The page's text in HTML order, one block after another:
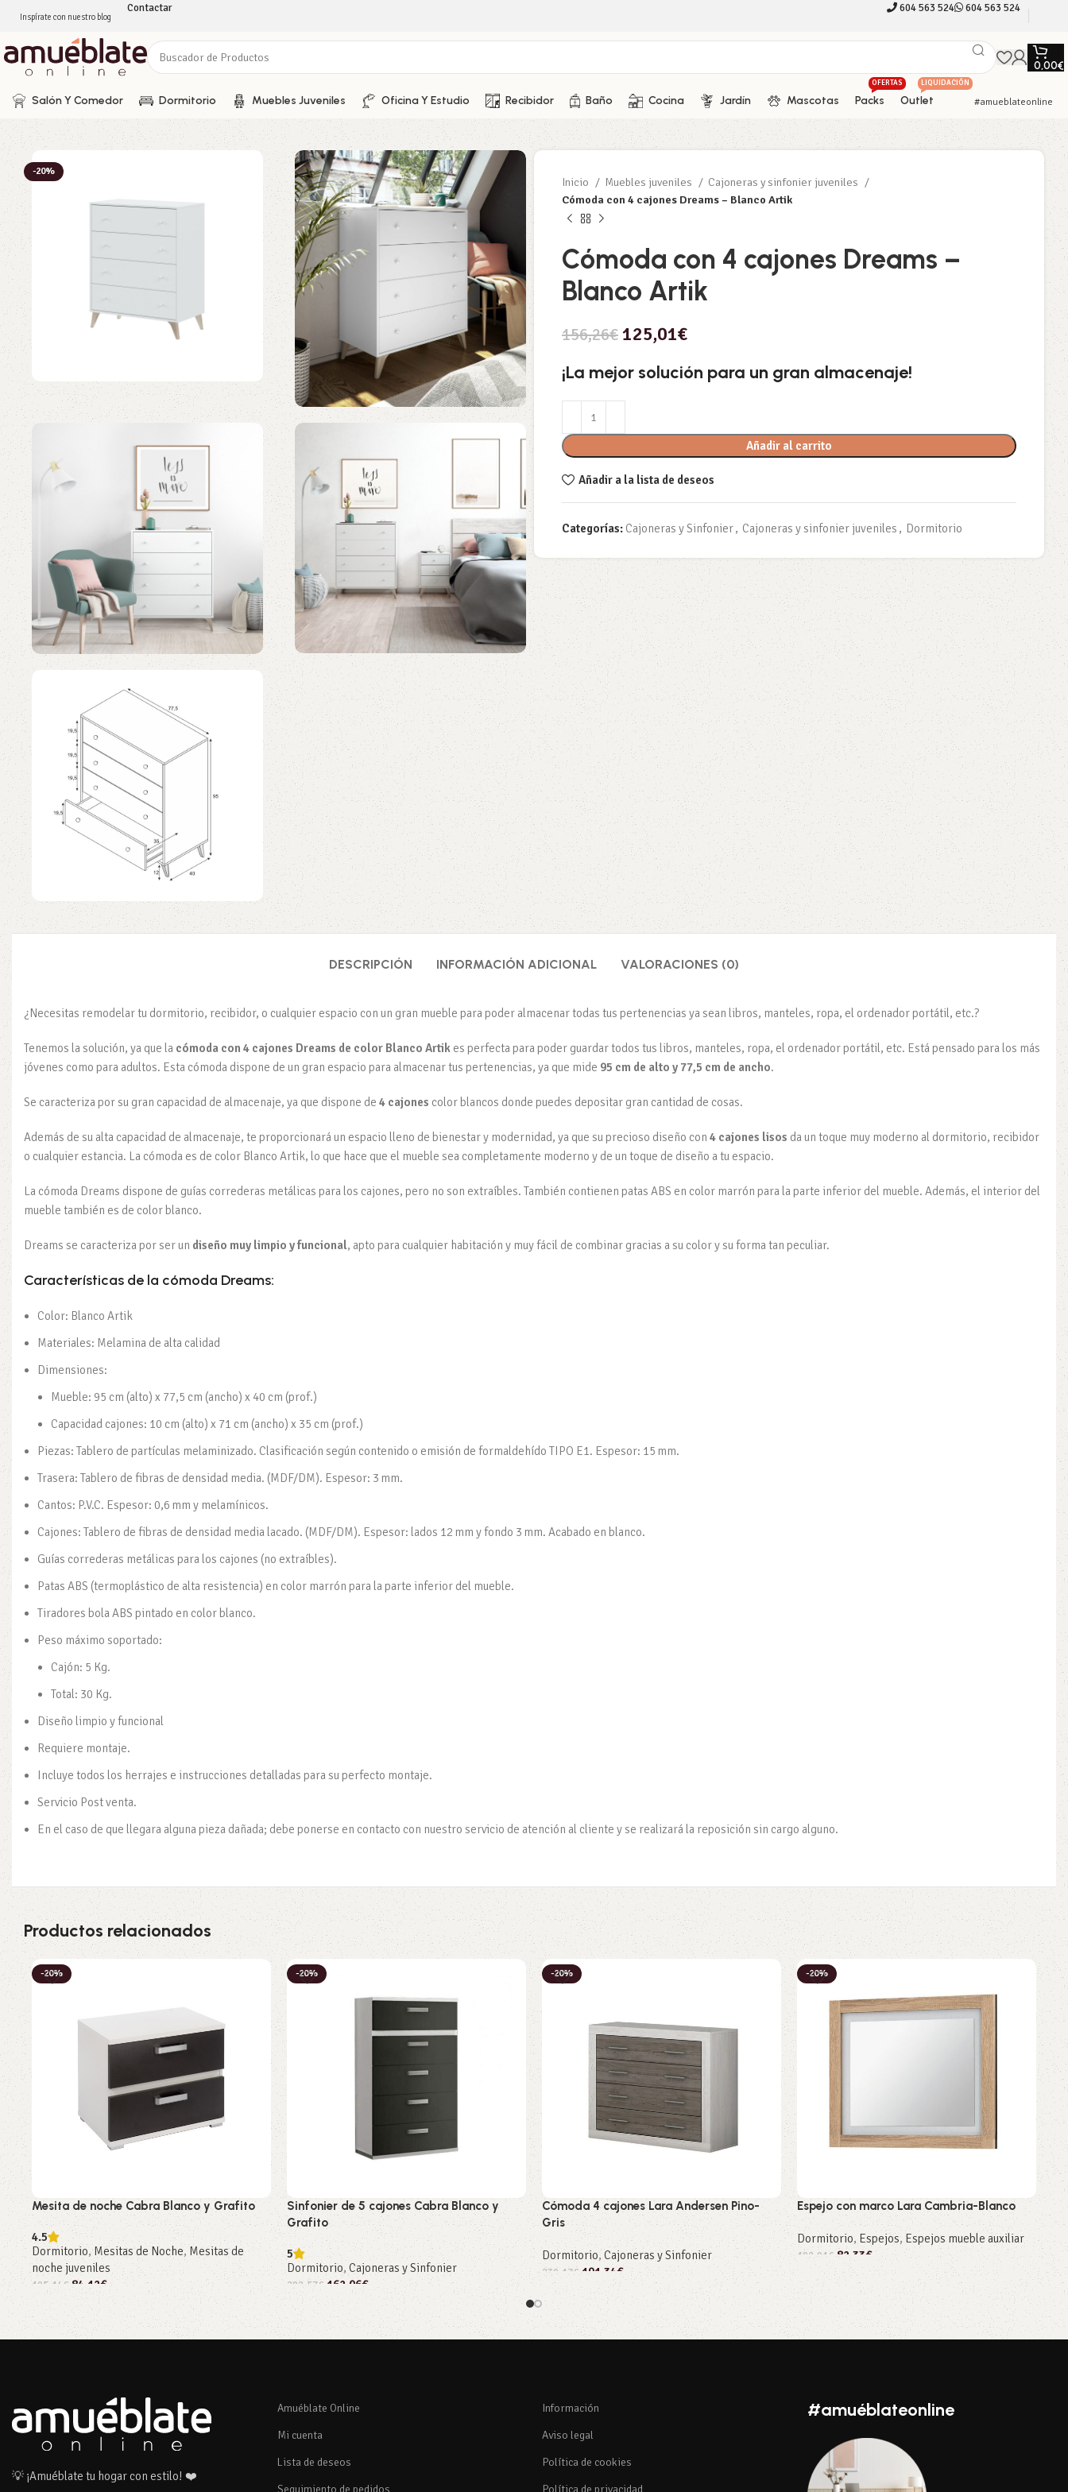
Inspírate con nuestro blog
Contactar 604 563 524 604 563 524
0,00€
Salón Y Comedor Dormitorio Muebles Juveniles Oficina Y Estudio Recibidor Baño Cocina Jardín Mascotas Packs
OFERTAS
Outlet
LIQUIDACIÓN
#amueblateonline
-20%
Inicio Muebles juveniles
Cajoneras y sinfonier juveniles
Cómoda con 4 cajones Dreams – Blanco Artik
Cómoda con 4 cajones Dreams –
Blanco Artik
156,26€ 125,01€
¡La mejor solución para un gran almacenaje!
Añadir al carrito
Añadir a la lista de deseos
Categorías: Cajoneras y Sinfonier, Cajoneras y sinfonier juveniles , Dormitorio
DESCRIPCIÓN INFORMACIÓN ADICIONAL VALORACIONES (0)
¿Necesitas remodelar tu dormitorio, recibidor, o cualquier espacio con un gran mueble para poder almacenar todas tus pertenencias ya sean libros, manteles, ropa, el ordenador portátil, etc.?
Tenemos la solución, ya que la cómoda con 4 cajones Dreams de color Blanco Artik es perfecta para poder guardar todos tus libros, manteles, ropa, el ordenador portátil, etc. Está pensado para los más
jóvenes como para adultos. Esta cómoda dispone de un gran espacio para almacenar tus pertenencias, ya que mide 95 cm de alto y 77,5 cm de ancho.
Se caracteriza por su gran capacidad de almacenaje, ya que dispone de 4 cajones color blancos donde puedes depositar gran cantidad de cosas.
Además de su alta capacidad de almacenaje, te proporcionará un espacio lleno de bienestar y modernidad, ya que su precioso diseño con 4 cajones lisos da un toque muy moderno al dormitorio, recibidor
o cualquier estancia. La cómoda es de color Blanco Artik, lo que hace que el mueble sea completamente moderno y de un toque de diseño a tu espacio.
La cómoda Dreams dispone de guías correderas metálicas para los cajones, pero no son extraíbles. También contienen patas ABS en color marrón para la parte inferior del mueble. Además, el interior del
mueble también es de color blanco.
Dreams se caracteriza por ser un diseño muy limpio y funcional, apto para cualquier habitación y muy fácil de combinar gracias a su color y su forma tan peculiar.
Características de la cómoda Dreams:
Color: Blanco Artik
Materiales: Melamina de alta calidad
Dimensiones:
Mueble: 95 cm (alto) x 77,5 cm (ancho) x 40 cm (prof.)
Capacidad cajones: 10 cm (alto) x 71 cm (ancho) x 35 cm (prof.)
Piezas: Tablero de partículas melaminizado. Clasificación según contenido o emisión de formaldehído TIPO E1. Espesor: 15 mm.
Trasera: Tablero de fibras de densidad media. (MDF/DM). Espesor: 3 mm.
Cantos: P.V.C. Espesor: 0,6 mm y melamínicos.
Cajones: Tablero de fibras de densidad media lacado. (MDF/DM). Espesor: lados 12 mm y fondo 3 mm. Acabado en blanco.
Guías correderas metálicas para los cajones (no extraíbles).
Patas ABS (termoplástico de alta resistencia) en color marrón para la parte inferior del mueble.
Tiradores bola ABS pintado en color blanco.
Peso máximo soportado:
Cajón: 5 Kg.
Total: 30 Kg.
Diseño limpio y funcional
Requiere montaje.
Incluye todos los herrajes e instrucciones detalladas para su perfecto montaje.
Servicio Post venta.
En el caso de que llegara alguna pieza dañada; debe ponerse en contacto con nuestro servicio de atención al cliente y se realizará la reposición sin cargo alguno.
Productos relacionados
-20%
Mesita de noche Cabra Blanco y Grafito
4.5
Dormitorio,Mesitas de Noche, Mesitas de
noche juveniles
105,14 € 84,12€
Añadir al carrito
-20%
Sinfonier de 5 cajones Cabra Blanco y
Grafito
5
Dormitorio, Cajoneras y Sinfonier
202,57€ 162,06€
Añadir al carrito
-20%
Cómoda 4 cajones Lara Andersen Pino-
Gris
Dormitorio,Cajoneras y Sinfonier
239,17€ 191,34€
Añadir al carrito
-20%
Espejo con marco Lara Cambria-Blanco
Dormitorio, Espejos, Espejos mueble auxiliar
102,91 € 82,33€
Añadir al carrito
💡 ¡Amuéblate tu hogar con estilo! ❤️
Amuéblate Online
Mi cuenta
Lista de deseos
Información
Aviso legal
Política de cookies
#amuéblateonline